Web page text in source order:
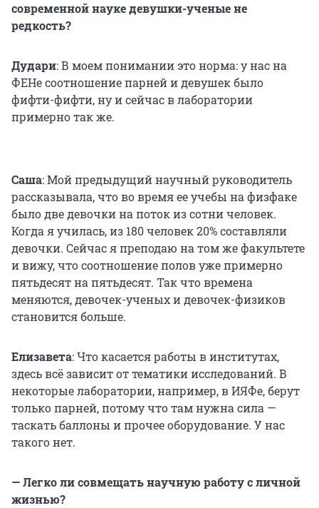
современной науке девушки-ученые не
редкость?
Дудари: В моем понимании это норма: у нас на
ФЕНе соотношение парней и девушек было
фифти-фифти, ну и сейчас в лаборатории
примерно так же.
Саша: Мой предыдущий научный руководитель
рассказывала, что во время ее учебы на физфаке
было две девочки на поток из сотни человек.
Когда я училась, из 180 человек 20% составляли
девочки. Сейчас я преподаю на том же факультете
и вижу, что соотношение полов уже примерно
пятьдесят на пятьдесят. Так что времена
меняются, девочек-ученых и девочек-физиков
становится больше.
Елизавета: Что касается работы в институтах,
здесь всё зависит от тематики исследований. В
некоторые лаборатории, например, в ИЯФе, берут
только парней, потому что там нужна сила —
таскать баллоны и прочее оборудование. У нас
такого нет.
— Легко ли совмещать научную работу с личной
жизнью?